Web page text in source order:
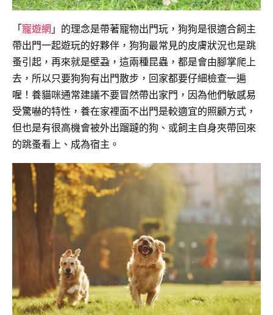
「寵遊網 」的理念是帶著寵物出門玩，狗狗是很適合飼主
帶出門一起遊玩的好夥伴，狗狗最常見的皮膚狀況也是跳
蚤引起，再來就是壁蝨，這兩種昆蟲，都是會由腳掌爬上
去，所以只要狗狗有出門散步，回家都要仔細檢查一遍
喔！養貓咪通常建議不要冒然帶出家門，因為他們敏感易
受驚嚇的特性，養在家裡面不出門是較適宜的照顧方式，
但也是有很高機會被外出蹓躂的狗、或飼主自身夾帶回來
的跳蚤看上、成為宿主。